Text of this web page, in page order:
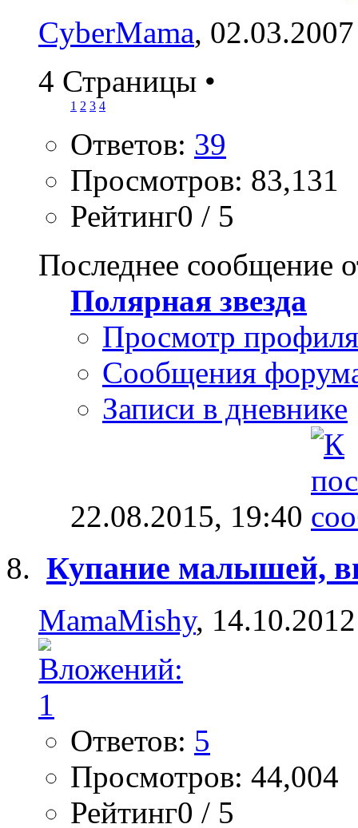
CyberMama,
4 Страницы •
1 2 3 4
Ответов: 39
Просмотров: 83,131
Рейтинг0 / 5
Последнее сообщение
Полярная звезда
Просмотр профиля
Сообщения
Записи в дневнике
22.08.2015, 19:40
Купание малышей,
MamaMishy,
Ответов: 5
Просмотров: 44,004
Рейтинг0 / 5